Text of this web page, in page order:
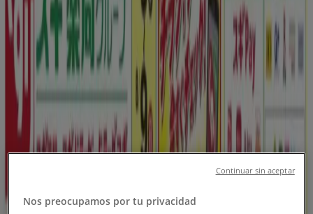
ドラッグストア 福岡市：チラシ、クー
ポン、カタログ
福岡市のTiendeo»
ドラッグストアの福岡市チラシ
84831 ウェルネス green cola LP企画
Nos preocupamos por tu privacidad
Continuar sin aceptar